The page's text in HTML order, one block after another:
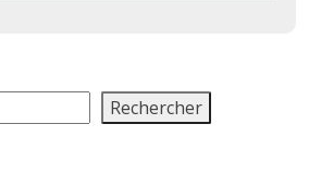
Rechercher